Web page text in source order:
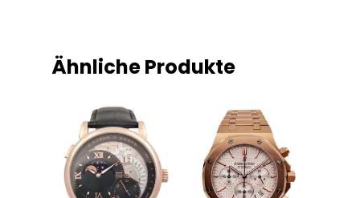
Ähnliche Produkte